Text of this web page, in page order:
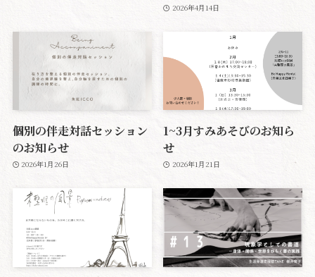
2026年4月14日
個別の伴走対話セッション
のお知らせ
2026年1月26日
1~3月すみあそびのお知ら
せ
2026年1月21日